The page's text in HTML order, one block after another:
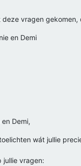
vragen
en Demi
Demi,
wát jullie
jullie vragen: